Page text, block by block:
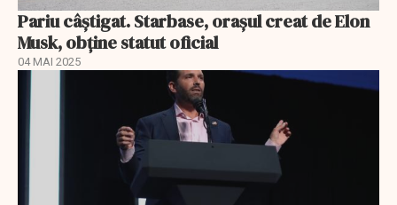
Pariu câștigat. Starbase, orașul creat de Elon
Musk, obține statut oficial
04 MAI 2025